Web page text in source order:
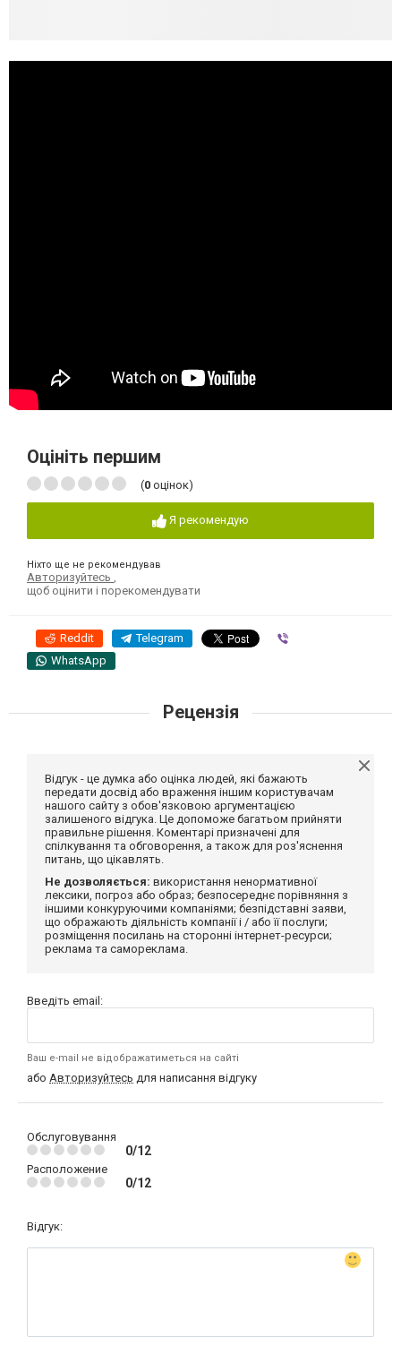
Оцініть першим
(0 оцінок)
Я рекомендую
Ніхто ще не рекомендував
Авторизуйтесь
щоб оцінити і порекомендувати
Reddit Telegram
WhatsApp
Рецензія
Відгук - це думка або оцінка людей, які бажають
передати досвід або враження іншим користувачам
нашого сайту з обов'язковою аргументацією
залишеного відгука. Це допоможе багатьом прийняти
правильне рішення. Коментарі призначені для
спілкування та обговорення, а також для роз'яснення
питань, що цікавлять.
Не дозволяється: використання ненормативної
лексики, погроз або образ; безпосереднє порівняння з
іншими конкуруючими компаніями; безпідставні заяви,
що ображають діяльність компанії і / або її послуги;
розміщення посилань на сторонні інтернет-ресурси;
реклама та самореклама.
Введіть email:
Ваш e-mail не відображатиметься на сайті
або Авторизуйтесь для написання відгуку
Обслуговування
0/12
Расположение
0/12
Відгук: